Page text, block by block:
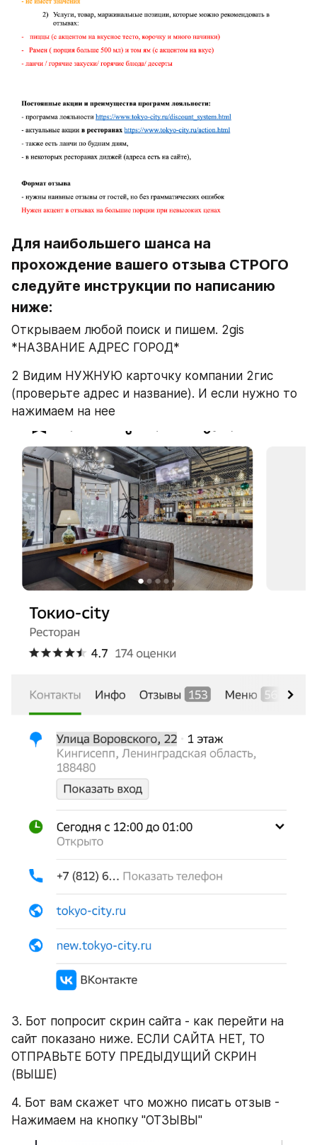
Для наибольшего шанса на
прохождение вашего отзыва СТРОГО
следуйте инструкции по написанию
ниже:
Открываем любой поиск и пишем. 2gis
*НАЗВАНИЕ АДРЕС ГОРОД*
2 Видим НУЖНУЮ карточку компании 2гис
(проверьте адрес и название). И если нужно то
нажимаем на нее
3. Бот попросит скрин сайта - как перейти на
сайт показано ниже. ЕСЛИ САЙТА НЕТ, ТО
ОТПРАВЬТЕ БОТУ ПРЕДЫДУЩИЙ СКРИН
(ВЫШЕ)
4. Бот вам скажет что можно писать отзыв -
Нажимаем на кнопку "ОТЗЫВЫ"